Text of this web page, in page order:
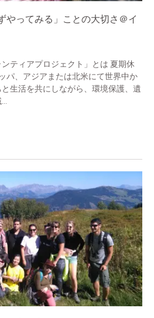
やってみる」ことの大切さ＠イ
ティアプロジェクト」とは 夏期休
パ、アジアまたは北米にて世界中か
生活を共にしながら、環境保護、遺